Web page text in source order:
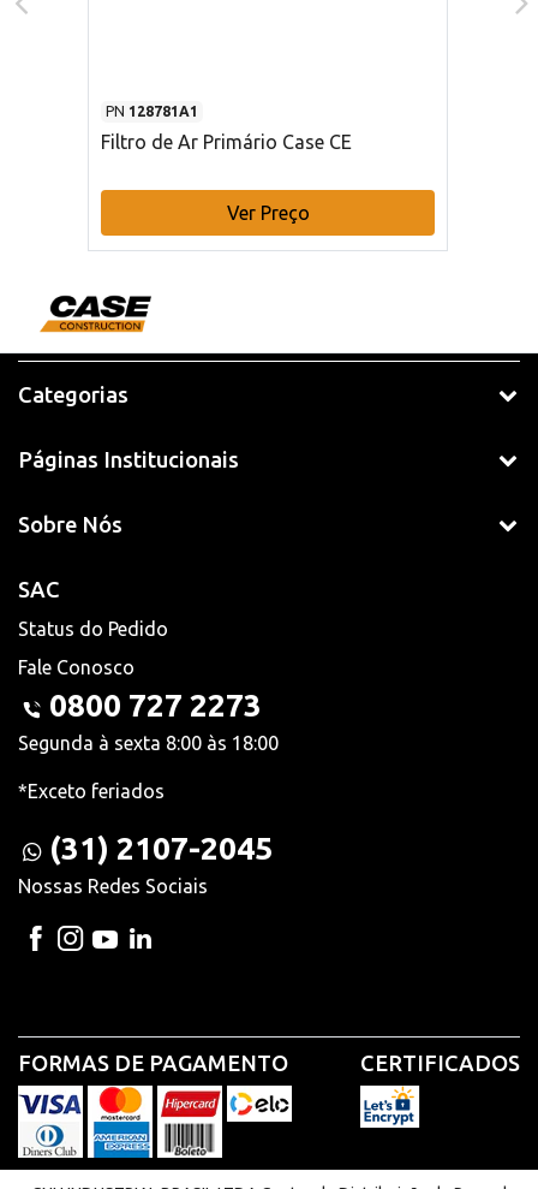
PN 128781A1
Filtro de Ar Primário Case CE
Ver Preço
Categorias
Páginas Institucionais
Sobre Nós
SAC
Status do Pedido
Fale Conosco
0800 727 2273
Segunda à sexta 8:00 às 18:00
*Exceto feriados
(31) 2107-2045
Nossas Redes Sociais
FORMAS DE PAGAMENTO CERTIFICADOS